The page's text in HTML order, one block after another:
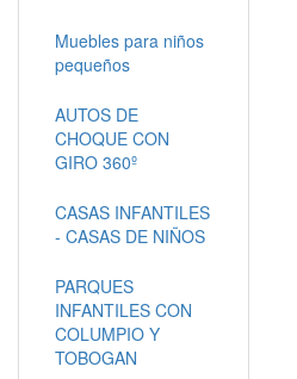
Muebles para niños
pequeños
AUTOS DE
CHOQUE CON
GIRO 360º
CASAS INFANTILES
- CASAS DE NIÑOS
PARQUES
INFANTILES CON
COLUMPIO Y
TOBOGAN